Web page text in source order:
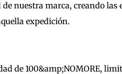
nuestra marca, creando
expedición.
de 100&amp;NOMORE,